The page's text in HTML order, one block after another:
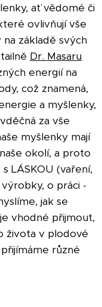
ať vědomé či
ovlivňují vše
základě svých
Dr. Masaru
energií na
což znamená,
a myšlenky,
za vše
myšlenky mají
okolí, a proto
LÁSKOU (vaření,
o práci -
jak se
vhodné přijmout,
života v plodové
různé